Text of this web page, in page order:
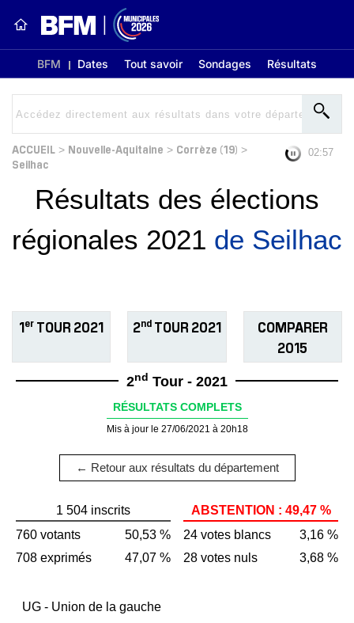
BFM Dates Tout savoir Sondages Résultats
ACCUEIL > Nouvelle-Aquitaine > Corrèze (19) >
Seilhac
02:56
Résultats des élections
régionales 2021 de Seilhac
1er TOUR 2021 2ndTOUR 2021
COMPARER
2015
2nd Tour - 2021
RÉSULTATS COMPLETS
Mis à jour le 27/06/2021 à 20h18
← Retour aux résultats du département
1 504 inscrits
760 votants
50,53 %
708 exprimés
47,07 %
ABSTENTION : 49,47 %
24 votes blancs
3,16 %
28 votes nuls
3,68 %
UG - Union de la gauche